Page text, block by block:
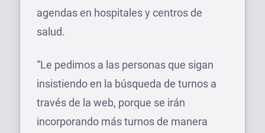
agendas en hospitales y centros de
salud.
“Le pedimos a las personas que sigan
insistiendo en la búsqueda de turnos a
través de la web, porque se irán
incorporando más turnos de manera